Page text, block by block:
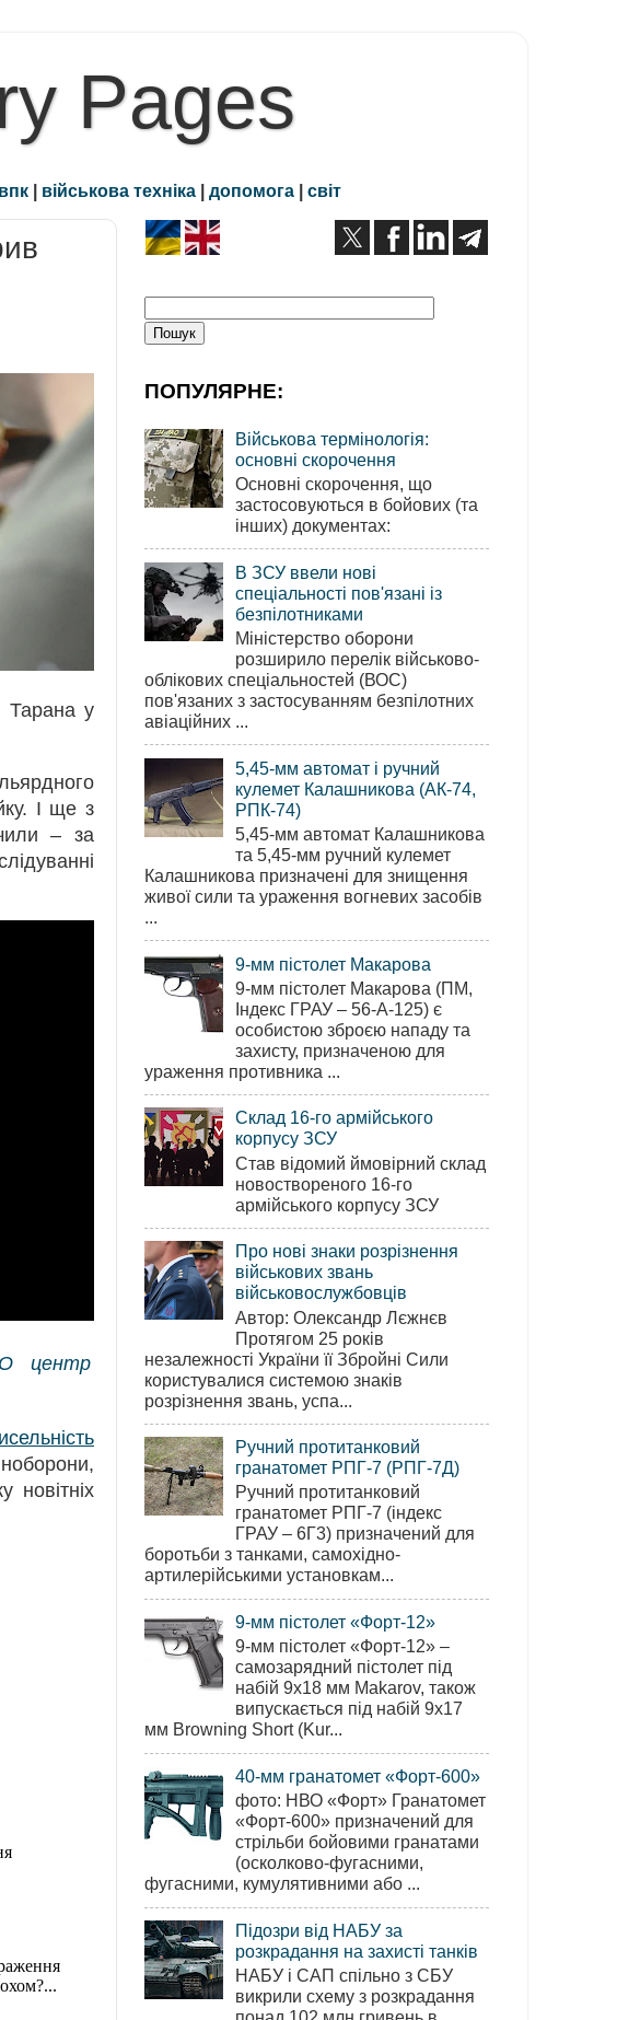
Pages
впк | військова техніка | допомога | світ
Тарана у
І ще з
– за
центр
новітніх
ПОПУЛЯРНЕ:
Військова термінологія:
основні скорочення
Основні скорочення, що
застосовуються в бойових (та
інших) документах:
В ЗСУ ввели нові
спеціальності пов'язані із
безпілотниками
Міністерство оборони
розширило перелік військово-
облікових спеціальностей (ВОС)
пов'язаних з застосуванням безпілотних
авіаційних ...
5,45-мм автомат і ручний
кулемет Калашникова (АК-74,
РПК-74)
5,45-мм автомат Калашникова
та 5,45-мм ручний кулемет
Калашникова призначені для знищення
живої сили та ураження вогневих засобів
...
9-мм пістолет Макарова
9-мм пістолет Макарова (ПМ,
Індекс ГРАУ – 56-А-125) є
особистою зброєю нападу та
захисту, призначеною для
ураження противника ...
Склад 16-го армійського
корпусу ЗСУ
Став відомий ймовірний склад
новоствореного 16-го
армійського корпусу ЗСУ
Про нові знаки розрізнення
військових звань
військовослужбовців
Автор: Олександр Лєжнєв
Протягом 25 років
незалежності України її Збройні Сили
користувалися системою знаків
розрізнення звань, успа...
Ручний протитанковий
гранатомет РПГ-7 (РПГ-7Д)
Ручний протитанковий
гранатомет РПГ-7 (індекс
ГРАУ – 6Г3) призначений для
боротьби з танками, самохідно-
артилерійськими установкам...
9-мм пістолет «Форт-12»
9-мм пістолет «Форт-12» –
самозарядний пістолет під
набій 9х18 мм Makarov, також
випускається під набій 9х17
мм Browning Short (Kur...
40-мм гранатомет «Форт-600»
фото: НВО «Форт» Гранатомет
«Форт-600» призначений для
стрільби бойовими гранатами
(осколково-фугасними,
фугасними, кумулятивними або ...
Підозри від НАБУ за
розкрадання на захисті танків
НАБУ і САП спільно з СБУ
викрили схему з розкрадання